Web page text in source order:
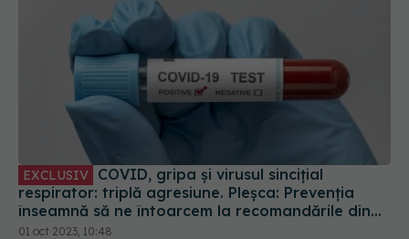
EXCLUSIV
respirator: triplă agresiune. Pleșca: Prevenția
înseamnă să ne întoarcem la recomandările din
timpul pandemiei!
01 oct 2023, 10:48